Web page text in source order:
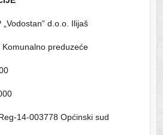
„Vodostan“ d.o.o. Ilijaš
Komunalno preduzeće
14-003778 Općinski sud